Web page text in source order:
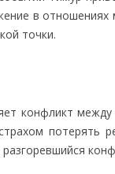
в
точки.
конфликт
потерять